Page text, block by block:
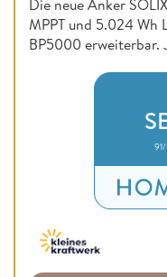
Die neue Anker
MPPT und 5.024 Wh
BP5000 erweiterbar.